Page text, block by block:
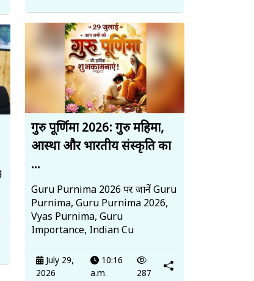
गुरु पूर्णिमा 2026: गुरु महिमा,
आस्था और भारतीय संस्कृति का
...
Guru Purnima 2026 पर जानें Guru
Purnima, Guru Purnima 2026,
Vyas Purnima, Guru
Importance, Indian Cu
July 29,
2026
10:16
a.m.
287